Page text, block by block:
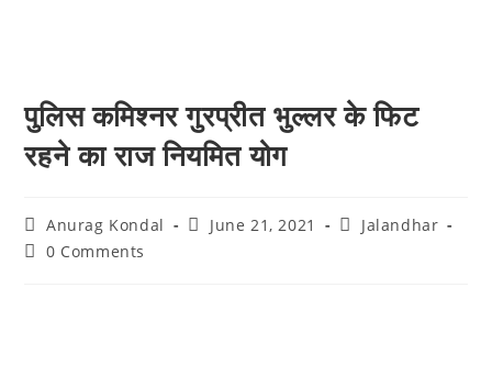
पुलिस कमिश्नर गुरप्रीत भुल्लर के फिट
रहने का राज नियमित योग
Anurag Kondal June 21, 2021
Jalandhar
0 Comments